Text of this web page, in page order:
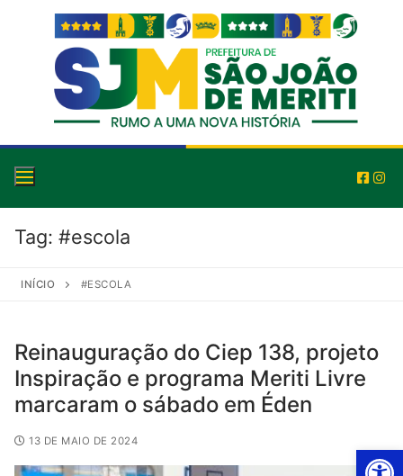
Tag: #escola
INÍCIO #ESCOLA
Reinauguração do Ciep 138, projeto
Inspiração e programa Meriti Livre
marcaram o sábado em Éden
13 DE MAIO DE 2024